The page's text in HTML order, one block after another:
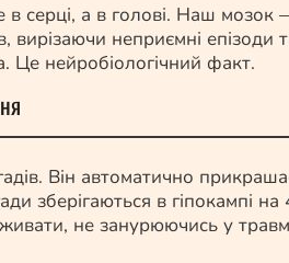
в серці, а в голові. Наш
вирізаючи неприємні
нейробіологічний факт.
Він автоматично
зберігаються в гіпокампі
не занурюючись у